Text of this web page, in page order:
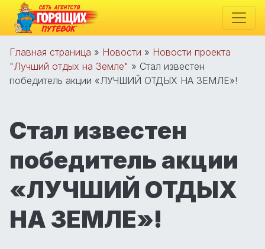
Главная страница » Новости » Новости проекта
"Лучший отдых на Земле" » Стал известен
победитель акции «ЛУЧШИЙ ОТДЫХ НА ЗЕМЛЕ»!
Стал известен
победитель акции
«ЛУЧШИЙ ОТДЫХ
НА ЗЕМЛЕ»!